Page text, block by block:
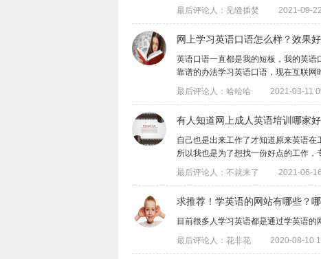
最后评论人：见缝插焚
2021-09-
网上学习英语口语怎么样？效果
英语口语一直都是我的短板，我的英
靠谱的办法学习英语口语，现在互联网
最后评论人：哈哈哈
2021-03-11
有人知道网上成人英语培训哪家
自己也是出来工作了才知道原来英语在
所以我也是为了想找一份好点的工作，
最后评论人：不就来了
2021-06-
求推荐！学英语的网站有哪些？
目前很多人学习英语都是通过学英语
最后评论人：花非花
2020-08-10